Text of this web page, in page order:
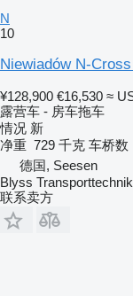
N
10
Niewiadów N-
¥128,900 €16,530 ≈
露营车 - 房车拖车
情况 新
净重 729 千克 车桥数
德国, Seesen
Blyss
联系卖方